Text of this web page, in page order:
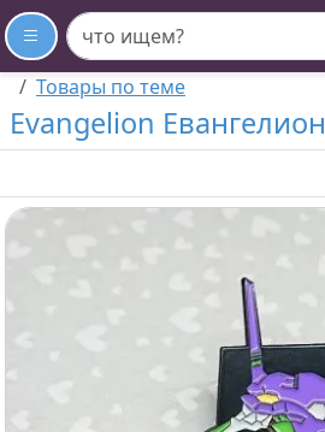
искать
Товары по теме
Evangelion Евангелион